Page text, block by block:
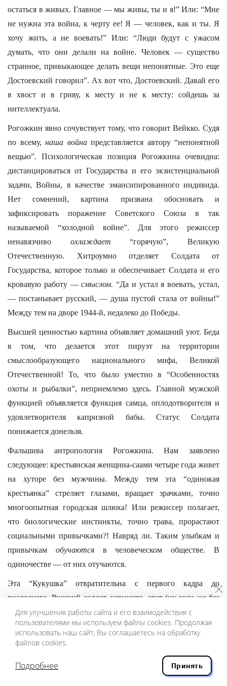
остаться в живых. Главное — мы живы, ты и я!” Или: “Мне
не нужна эта война, к черту ее! Я — человек, как и ты. Я
хочу жить, а не воевать!” Или: “Люди будут с ужасом
думать, что они делали на войне. Человек — существо
странное, привыкающее делать вещи непонятные. Это еще
Достоевский говорил”. Ах вот что, Достоевский. Давай его
в хвост и в гриву, к месту и не к месту: сойдешь за
интеллектуала.
Рогожкин явно сочувствует тому, что говорит Вейкко. Судя
по всему, наша войнапредставляется автору “непонятной
вещью”. Психологическая позиция Рогожкина очевидна:
дистанцироваться от Государства и его экзистенциальной
задачи, Войны, в качестве эмансипированного индивида.
Нет сомнений, картина призвана обосновать и
зафиксировать поражение Советского Союза в так
называемой “холодной войне”. Для этого режиссер
ненавязчиво охлаждает “горячую”, Великую
Отечественную. Хитроумно отделяет Солдата от
Государства, которое только и обеспечивает Солдата и его
кровавую работу —смыслом. “Да и устал я воевать, устал,
— постанывает русский, — душа пустой стала от войны!”
Между тем на дворе 1944-й, недалеко до Победы.
Высшей ценностью картина объявляет домашний уют. Беда
в том, что делается этот пируэт на территории
смыслообразующего национального мифа, Великой
Отечественной! То, что было уместно в “Особенностях
охоты и рыбалки”, неприемлемо здесь. Главной мужской
функцией объявляется функция самца, оплодотворителя и
удовлетворителя капризной бабы. Статус Солдата
понижается донельзя.
Фальшива антропология Рогожкина. Нам заявлено
следующее: крестьянская женщина-саами четыре года живет
на хуторе без мужчины. Между тем эта “одинокая
крестьянка” стреляет глазами, вращает зрачками, точно
многоопытная городская шлюха! Или режиссер полагает,
что биологические инстинкты, точно трава, прорастают
социальными привычками?! Навряд ли. Таким улыбкам и
привычкам обучаютсяв человеческом обществе. В
одиночестве — от них отучаются.
Эта “Кукушка” отвратительна с первого кадра до
последнего. Русский солдат, извините, срет (ну куда же без
голой жопы!), женщина и соперник глядят да
посмеиваются: “Дикий ты человек!”
Наконец она снисходительно решила подарить нашему
кусочек себя. Потому что финн лежит в бесчувствии, ранен.
“У тебя глаза добрые, иди ко мне под одеялку!” — поясняет
Для улучшения работы сайта и его взаимодействия с
пользователями мы используем файлы cookies. Продолжая
использовать наш сайт, Вы соглашаетесь на обработку
файлов cookies.
Подробнее Принять